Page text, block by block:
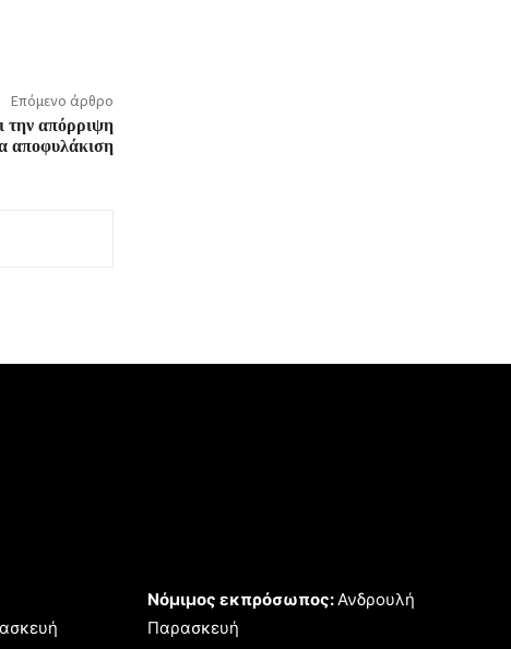
Επόμενο άρθρο
την απόρριψη
αποφυλάκιση
Νόμιμος εκπρόσωπος:Ανδρουλή
Παρασκευή